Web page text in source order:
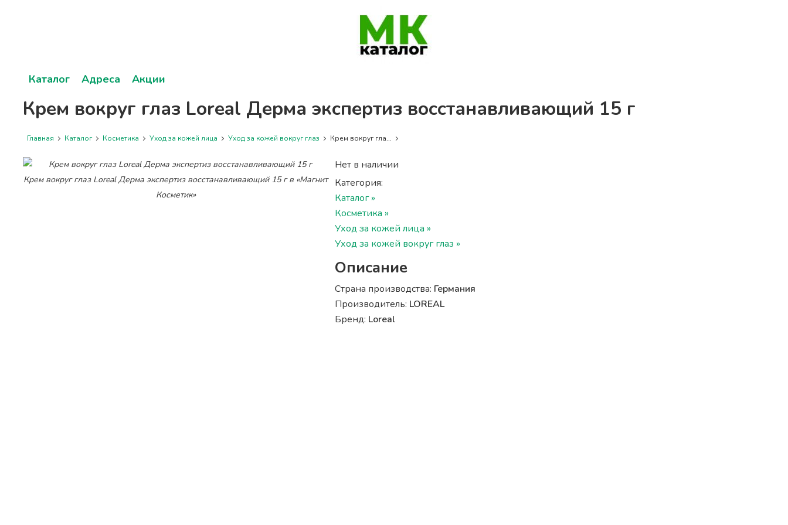
Каталог Адреса Акции
Крем вокруг глаз Loreal Дерма экспертиз восстанавливающий 15 г
Главная Каталог Косметика Уход за кожей лица Уход за кожей вокруг глаз Крем вокруг гла...
Крем вокруг глаз Loreal Дерма экспертиз восстанавливающий 15 г в «Магнит
Косметик»
Нет в наличии
Категория:
Каталог »
Косметика »
Уход за кожей лица »
Уход за кожей вокруг глаз »
Описание
Страна производства: Германия
Производитель: LOREAL
Бренд: Loreal